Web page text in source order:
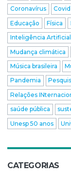
Coronavírus
Educação
Física
Inteligência Artificial
Mudança climática
Música brasileira
Pandemia
Relações
saúde pública
Unesp 50 anos
CATEGORIAS